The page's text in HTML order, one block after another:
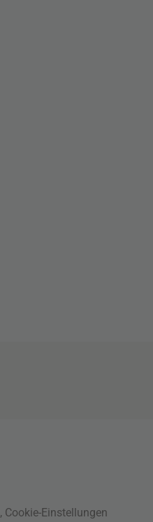
, Cookie-Einstellungen